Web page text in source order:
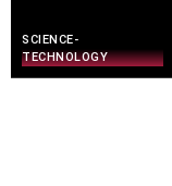
SCIENCE-
TECHNOLOGY